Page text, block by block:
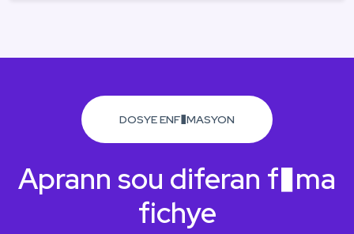
DOSYE ENF�MASYON
Aprann sou diferan f�ma
fichye